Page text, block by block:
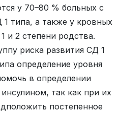
у 70–80 % больных с
типа, а также у кровных
и 2 степени родства.
риска развития СД 1
определение уровня
в определении
так как при их
постепенное